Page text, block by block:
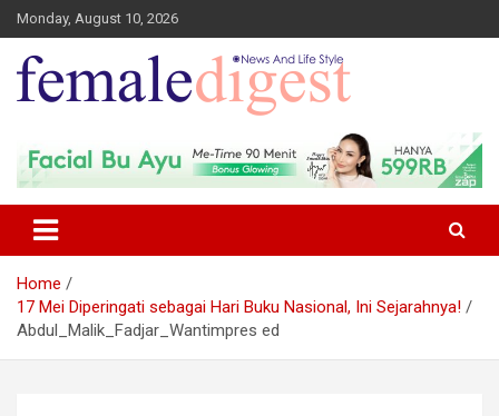
Monday, August 10, 2026
Female Digest
Home
17 Mei Diperingati sebagai Hari Buku Nasional, Ini Sejarahnya!
Abdul_Malik_Fadjar_Wantimpres ed